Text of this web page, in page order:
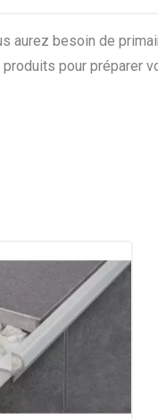
aurez besoin de
pour préparer